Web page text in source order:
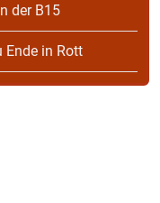
der B15
Ende in Rott